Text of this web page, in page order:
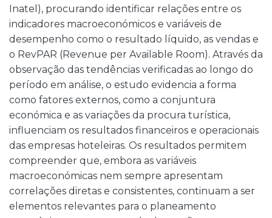
Inatel), procurando identificar relações entre os
indicadores macroeconómicos e variáveis de
desempenho como o resultado líquido, as vendas e
o RevPAR (Revenue per Available Room). Através da
observação das tendências verificadas ao longo do
período em análise, o estudo evidencia a forma
como fatores externos, como a conjuntura
económica e as variações da procura turística,
influenciam os resultados financeiros e operacionais
das empresas hoteleiras. Os resultados permitem
compreender que, embora as variáveis
macroeconómicas nem sempre apresentam
correlações diretas e consistentes, continuam a ser
elementos relevantes para o planeamento